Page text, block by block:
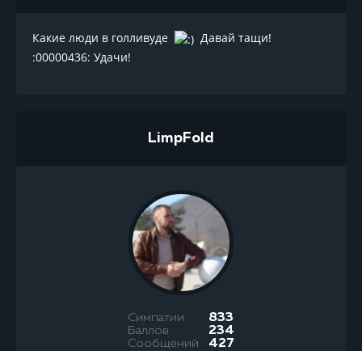
Какие люди в голливуде
Давай тащи!
:00000436: Удачи!
LimpFold
Симпатии 833
Баллов 234
Сообщений 427